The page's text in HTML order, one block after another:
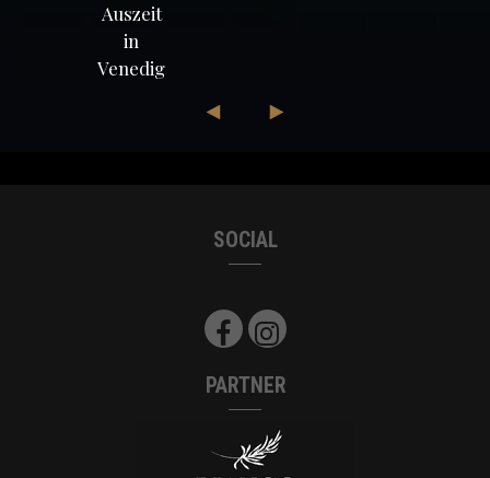
Auszeit
in
Venedig
SOCIAL
PARTNER